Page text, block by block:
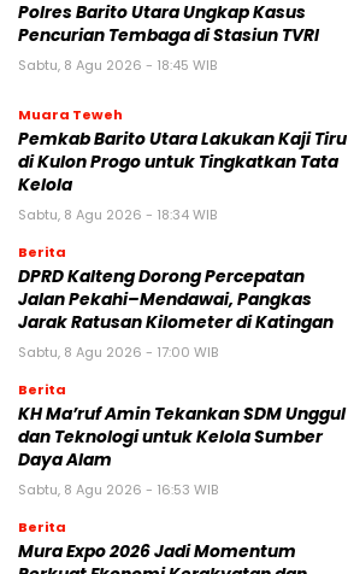
Polres Barito Utara Ungkap Kasus
Pencurian Tembaga di Stasiun TVRI
Sabtu, 8 Agu 2026 - 18:45 WIB
Muara Teweh
Pemkab Barito Utara Lakukan Kaji Tiru
di Kulon Progo untuk Tingkatkan Tata
Kelola
Sabtu, 8 Agu 2026 - 18:34 WIB
Berita
DPRD Kalteng Dorong Percepatan
Jalan Pekahi–Mendawai, Pangkas
Jarak Ratusan Kilometer di Katingan
Sabtu, 8 Agu 2026 - 17:00 WIB
Berita
KH Ma’ruf Amin Tekankan SDM Unggul
dan Teknologi untuk Kelola Sumber
Daya Alam
Sabtu, 8 Agu 2026 - 16:53 WIB
Berita
Mura Expo 2026 Jadi Momentum